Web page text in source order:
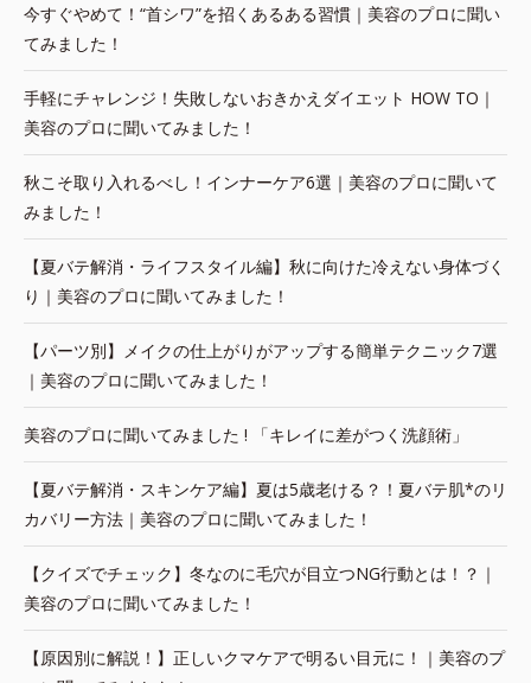
今すぐやめて！“首シワ”を招くあるある習慣｜美容のプロに聞い
てみました！
手軽にチャレンジ！失敗しないおきかえダイエット HOW TO｜
美容のプロに聞いてみました！
秋こそ取り入れるべし！インナーケア6選｜美容のプロに聞いて
みました！
【夏バテ解消・ライフスタイル編】秋に向けた冷えない身体づく
り｜美容のプロに聞いてみました！
【パーツ別】メイクの仕上がりがアップする簡単テクニック7選
｜美容のプロに聞いてみました！
美容のプロに聞いてみました ! 「キレイに差がつく洗顔術」
【夏バテ解消・スキンケア編】夏は5歳老ける？！夏バテ肌*のリ
カバリー方法｜美容のプロに聞いてみました！
【クイズでチェック】冬なのに毛穴が目立つNG行動とは！？｜
美容のプロに聞いてみました！
【原因別に解説！】正しいクマケアで明るい目元に！｜美容のプ